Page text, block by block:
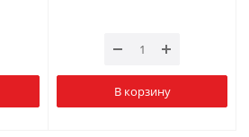
В корзину